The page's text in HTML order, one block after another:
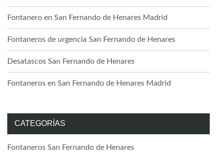
Fontanero en San Fernando de Henares Madrid
Fontaneros de urgencia San Fernando de Henares
Desatascos San Fernando de Henares
Fontaneros en San Fernando de Henares Madrid
CATEGORÍAS
Fontaneros San Fernando de Henares